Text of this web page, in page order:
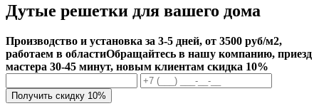
Дутые решетки для вашего дома
Производство и установка за 3-5 дней, от 3500 руб/м2,
работаем в областиОбращайтесь в нашу компанию, приезд
мастера 30-45 минут, новым клиентам скидка 10%
Получить скидку 10%